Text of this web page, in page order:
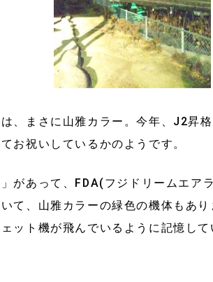
、まさに山雅カラー。今年、J2昇
お祝いしているかのようです。
があって、FDA(フジドリームエア
て、山雅カラーの緑色の機体もあ
ット機が飛んでいるように記憶し